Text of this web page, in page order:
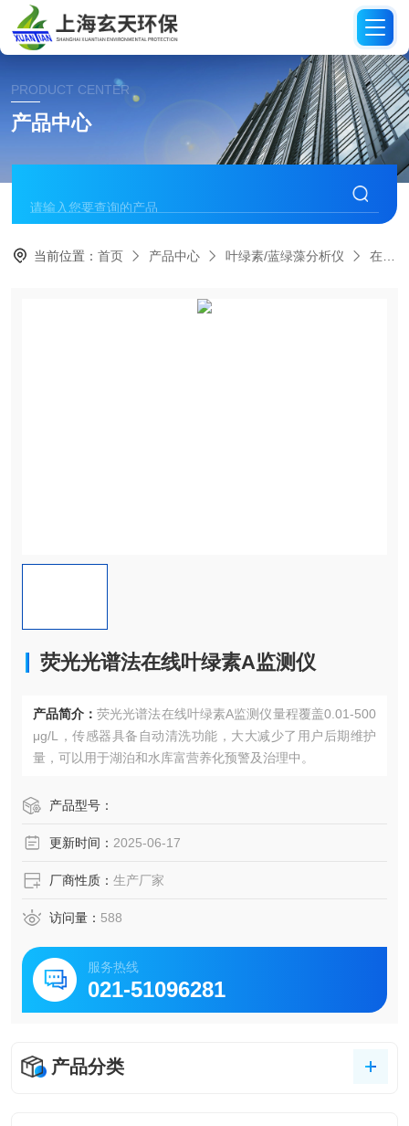
PRODUCT CENTER
产品中心
当前位置：首页 产品中心 叶绿素/蓝绿藻分析仪 在线叶绿素分析仪
荧光光谱法在线叶绿素A监测仪
产品简介： 荧光光谱法在线叶绿素A监测仪量程覆盖0.01-500
μg/L，传感器具备自动清洗功能，大大减少了用户后期维护
量，可以用于湖泊和水库富营养化预警及治理中。
产品型号：
更新时间： 2025-06-17
厂商性质： 生产厂家
访问量： 588
服务热线
021-51096281
产品分类